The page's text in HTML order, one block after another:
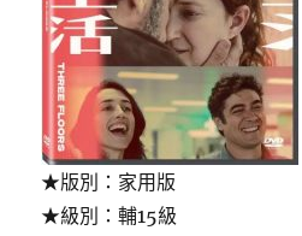
★版別：家用版
★級別：輔15級